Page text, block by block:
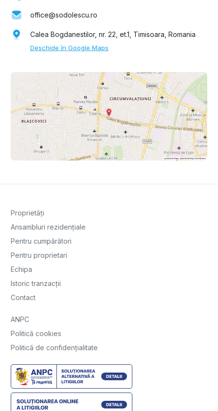
office@sodolescu.ro
Calea Bogdanestilor, nr. 22, et.1, Timisoara, Romania
Deschide în Google Maps
Proprietăți
Ansambluri rezidențiale
Pentru cumpărători
Pentru proprietari
Echipa
Istoric tranzacții
Contact
ANPC
Politică cookies
Politică de confidențialitate